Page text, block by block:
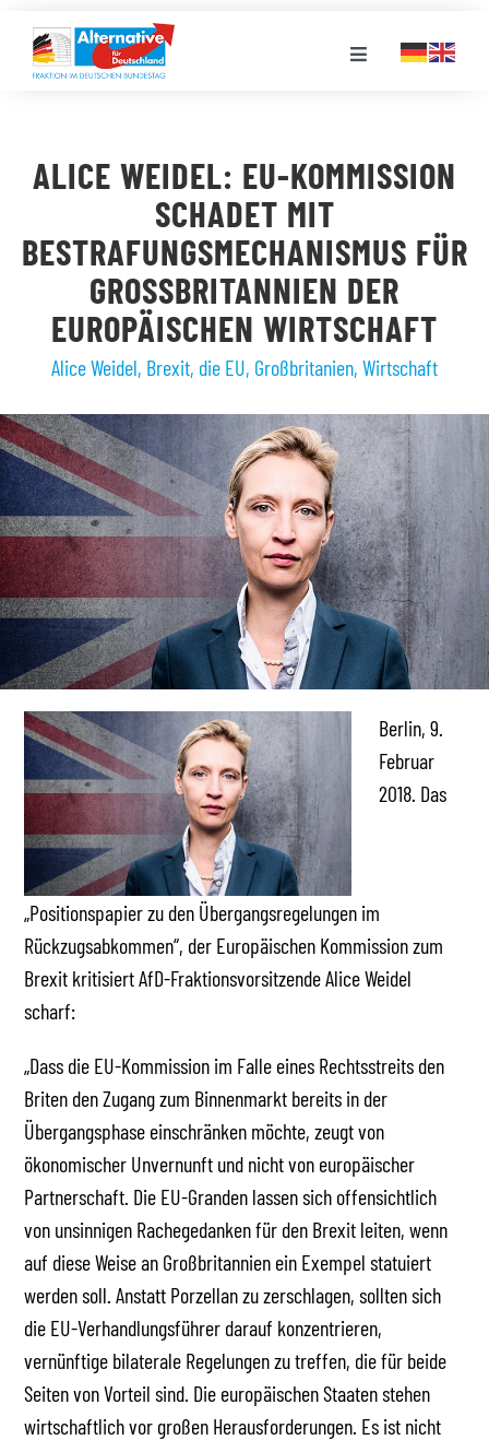
Inhalt
springen
Toggle
LANDESGRUPPEN
VERANSTALTUNGEN
PRESSE
STELLENPORTAL
MEDIATHEK
ALICE WEIDEL: EU-KOMMISSION
SCHADET MIT
BESTRAFUNGSMECHANISMUS FÜR
GROSSBRITANNIEN DER E
UROPÄISCHEN WIRTSCHAFT
Alice Weidel, Brexit, die EU, Großbritanien, Wirtschaft
Berlin, 9.
Februar
2018. Das
„Positionspapier zu den Übergangsregelungen im
Rückzugsabkommen“, der Europäischen Kommission zum
Brexit kritisiert AfD-Fraktionsvorsitzende Alice Weidel
scharf:
„Dass die EU-Kommission im Falle eines Rechtsstreits den
Briten den Zugang zum Binnenmarkt bereits in der
Übergangsphase einschränken möchte, zeugt von
ökonomischer Unvernunft und nicht von europäischer
Partnerschaft. Die EU-Granden lassen sich offensichtlich
von unsinnigen Rachegedanken für den Brexit leiten, wenn
auf diese Weise an Großbritannien ein Exempel statuiert
werden soll. Anstatt Porzellan zu zerschlagen, sollten sich
die EU-Verhandlungsführer darauf konzentrieren,
vernünftige bilaterale Regelungen zu treffen, die für beide
Seiten von Vorteil sind. Die europäischen Staaten stehen
wirtschaftlich vor großen Herausforderungen. Es ist nicht